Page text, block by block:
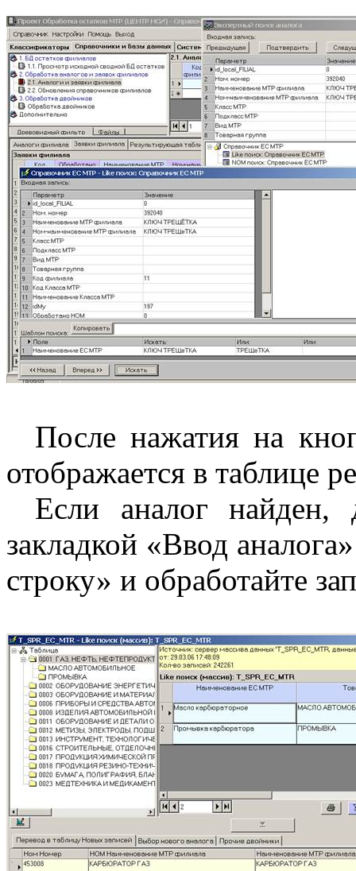
После нажатия на
отображается в таблице
Если аналог найден,
закладкой «Ввод
строку» и обработайте